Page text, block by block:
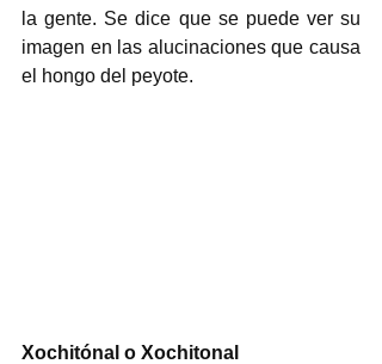
la gente. Se dice que se puede ver su
imagen en las alucinaciones que causa
el hongo del peyote.
Xochitónal o Xochitonal